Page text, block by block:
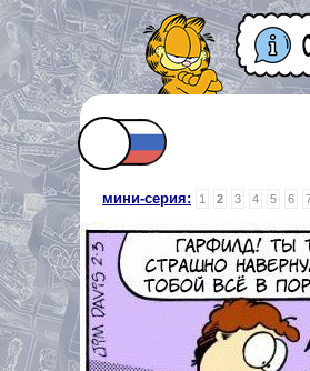
мини-серия: 1 2 3 4 5 6